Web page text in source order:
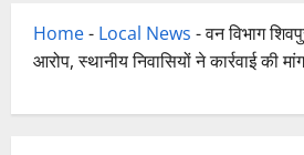
Home- Local News -वन विभाग
आरोप, स्थानीय निवासियों ने कार्रवाई की